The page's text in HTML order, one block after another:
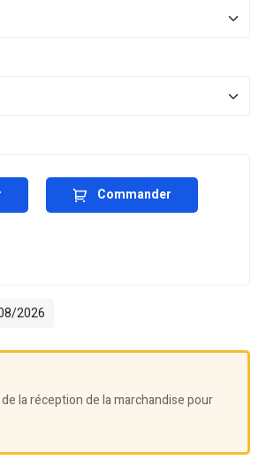
Commander
2026
la réception de la marchandise pour